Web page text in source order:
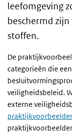
leefomgeving
beschermd
stoffen.
De
categorieën die
veiligheidsbeleid.
externe